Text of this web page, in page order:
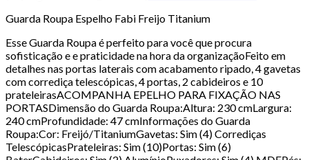
Guarda Roupa Espelho Fabi Freijo Titanium
Esse Guarda Roupa é perfeito para você que procura
sofisticação e e praticidade na hora da organizaçãoFeito em
detalhes nas portas laterais com acabamento ripado, 4 gavetas
com corrediça telescópicas, 4 portas, 2 cabideiros e 10
prateleirasACOMPANHA EPELHO PARA FIXAÇÃO NAS
PORTASDimensão do Guarda Roupa:Altura: 230 cmLargura:
240 cmProfundidade: 47 cmInformações do Guarda
Roupa:Cor: Freijó/TitaniumGavetas: Sim (4) Corrediças
TelescópicasPrateleiras: Sim (10)Portas: Sim (6)